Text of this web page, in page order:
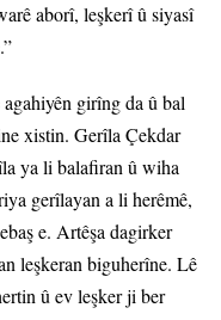
aborî, leşkerî û siyasî
girîng da û bal
xistin. Gerîla Çekdar
ya li balafiran û wiha
gerîlayan a li herêmê,
e. Artêşa dagirker
leşkeran biguherîne. Lê
û ev leşker ji ber